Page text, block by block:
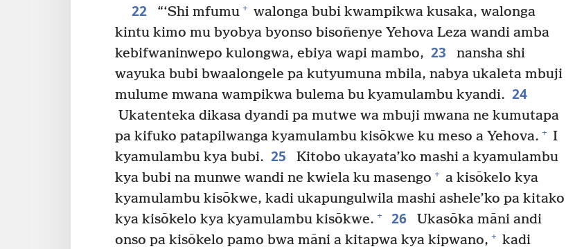
22 “‘Shi mfumu + walonga bubi kwampikwa kusaka, walonga
kintu kimo mu byobya byonso bisoñenye Yehova Leza wandi amba
kebifwaninwepo kulongwa, ebiya wapi mambo, 23
nansha shi
wayuka bubi bwaalongele pa kutyumuna mbila, nabya ukaleta mbuji
mulume mwana wampikwa bulema bu kyamulambu kyandi. 24
Ukatenteka dikasa dyandi pa mutwe wa mbuji mwana ne kumutapa
pa kifuko patapilwanga kyamulambu kisōkwe ku meso a Yehova. + I
kyamulambu kya bubi. 25
Kitobo ukayata’ko mashi a kyamulambu
kya bubi na munwe wandi ne kwiela ku masengo + a kisōkelo kya
kyamulambu kisōkwe, kadi ukapungulwila mashi ashele’ko pa kitako
kya kisōkelo kya kyamulambu kisōkwe. + 26
Ukasōka māni andi
onso pa kisōkelo pamo bwa māni a kitapwa kya kipwano, + kadi